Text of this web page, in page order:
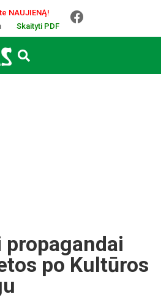
NAUJIENĄ!
Skaityti PDF
po Kultūros